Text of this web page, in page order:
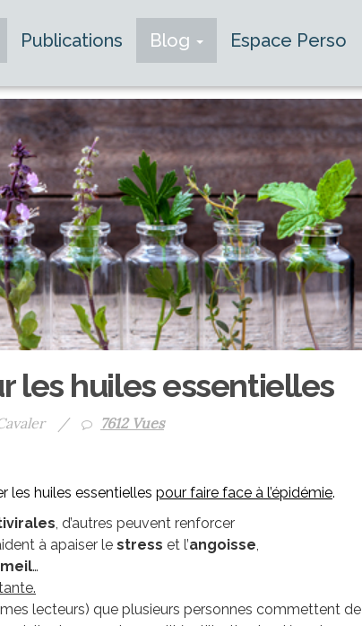
Publications Blog Espace Perso
les huiles essentielles
/ 7612 Vues
les huiles essentielles pour faire face à l’épidémie.
, d’autres peuvent renforcer
à apaiser le stress et l’angoisse,
…
lecteurs) que plusieurs personnes commettent de